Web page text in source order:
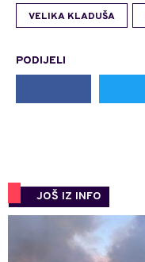
VELIKA KLADUŠA
PODIJELI
JOŠ IZ INFO